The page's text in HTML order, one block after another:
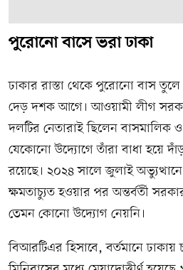
পুরোনো বাসে ভরা ঢাকা
ঢাকার রাস্তা থেকে পুরোনো বাস
দেড় দশক আগে। আওয়ামী লীগ
দলটির নেতারাই ছিলেন বাসমালিক ও
যেকোনো উদ্যোগে তাঁরা বাধা হয়ে
রয়েছে। ২০২৪ সালে জুলাই
ক্ষমতাচ্যুত হওয়ার পর অন্তর্বর্তী
তেমন কোনো উদ্যোগ নেয়নি।
বিআরটিএর হিসাবে, বর্তমানে